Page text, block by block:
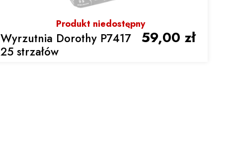
Produkt niedostępny
Wyrzutnia Dorothy P7417
25 strzałów
59,00 zł